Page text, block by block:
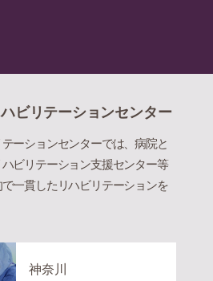
ビリテーションセンター
ーションセンターでは、病院と
ビリテーション支援センター等
一貫したリハビリテーションを
神奈川